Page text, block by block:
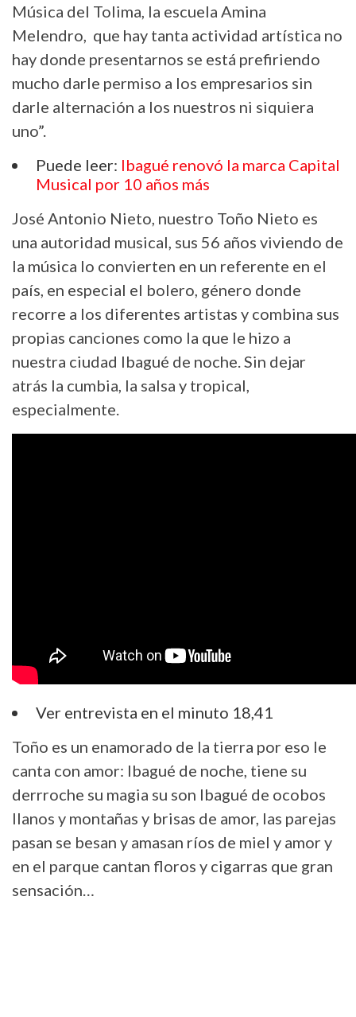
Música del Tolima, la escuela Amina
Melendro, que hay tanta actividad artística no
hay donde presentarnos se está prefiriendo
mucho darle permiso a los empresarios sin
darle alternación a los nuestros ni siquiera
uno”.
Puede leer: Ibagué renovó la marca Capital
Musical por 10 años más
José Antonio Nieto, nuestro Toño Nieto es
una autoridad musical, sus 56 años viviendo de
la música lo convierten en un referente en el
país, en especial el bolero, género donde
recorre a los diferentes artistas y combina sus
propias canciones como la que le hizo a
nuestra ciudad Ibagué de noche. Sin dejar
atrás la cumbia, la salsa y tropical,
especialmente.
Ver entrevista en el minuto 18,41
Toño es un enamorado de la tierra por eso le
canta con amor: Ibagué de noche, tiene su
derrroche su magia su son Ibagué de ocobos
llanos y montañas y brisas de amor, las parejas
pasan se besan y amasan ríos de miel y amor y
en el parque cantan floros y cigarras que gran
sensación…